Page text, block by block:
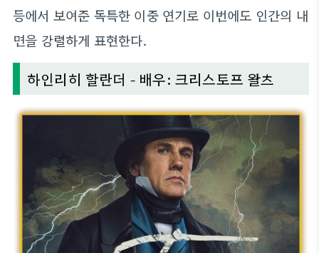
등에서 보여준 독특한 이중 연기로 이번에도 인간의 내
면을 강렬하게 표현한다.
하인리히 할란더 - 배우: 크리스토프 왈츠